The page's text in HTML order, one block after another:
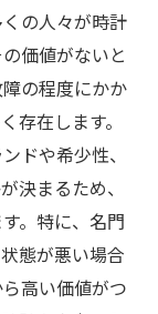
の人々が時計
価値がないと
の程度にかか
存在します。
ドや希少性、
決まるため、
。特に、名門
態が悪い場合
高い価値がつ